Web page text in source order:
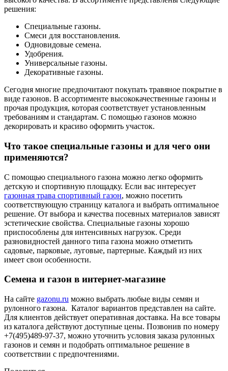
решения:
Специальные газоны.
Смеси для восстановления.
Одновидовые семена.
Удобрения.
Универсальные газоны.
Декоративные газоны.
Сегодня многие предпочитают покупать травяное покрытие в
виде газонов. В ассортименте высококачественные газоны и
прочая продукция, которая соответствует установленным
требованиям и стандартам. С помощью газонов можно
декорировать и красиво оформить участок.
Что такое специальные газоны и для чего они
применяются?
С помощью специального газона можно легко оформить
детскую и спортивную площадку. Если вас интересует
газонная трава спортивный газон, можно посетить
соответствующую страницу каталога и выбрать оптимальное
решение. От выбора и качества посевных материалов зависят
эстетические свойства. Специальные газоны хорошо
приспособлены для интенсивных нагрузок. Среди
разновидностей данного типа газона можно отметить
садовые, парковые, луговые, партерные. Каждый из них
имеет свои особенности.
Семена и газон в интернет-магазине
На сайте gazonu.ru можно выбрать любые виды семян и
рулонного газона. Каталог вариантов представлен на сайте.
Для клиентов действует оперативная доставка. На все товары
из каталога действуют доступные цены. Позвонив по номеру
+7(495)489-97-37, можно уточнить условия заказа рулонных
газонов и семян и подобрать оптимальное решение в
соответствии с предпочтениями.